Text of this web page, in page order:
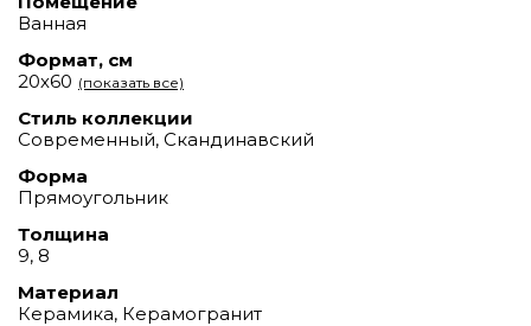
Ванная
Формат, см
20х60 (показать все)
Стиль коллекции
Современный, Скандинавский
Форма
Прямоугольник
Толщина
9, 8
Материал
Керамика, Керамогранит